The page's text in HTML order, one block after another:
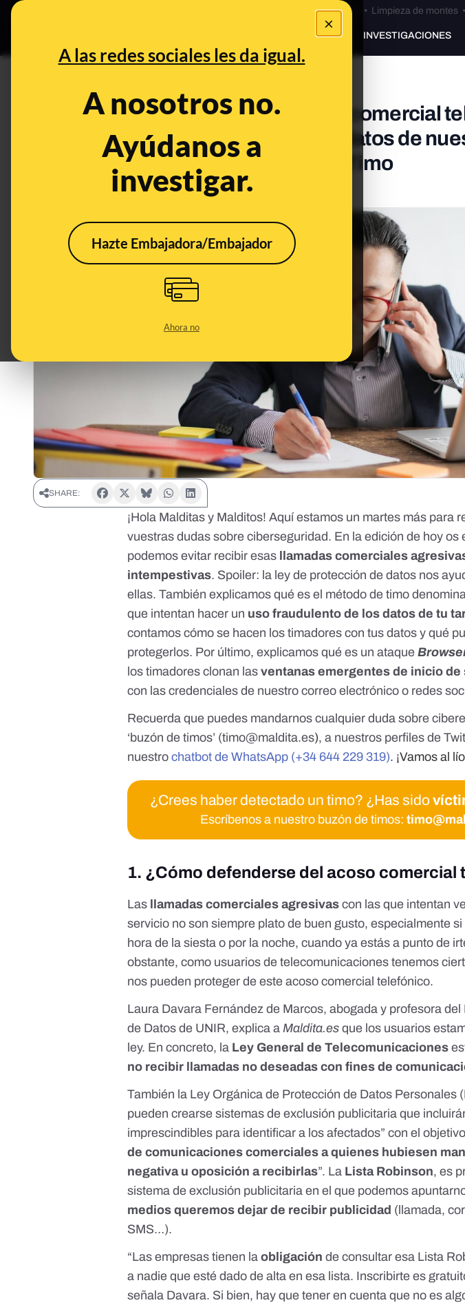
×
A las redes sociales les da igual.
A nosotros no.
Ayúdanos a
investigar.
Hazte Embajadora/Embajador
Ahora no
Bulos Ceuta • Limpieza de montes•
PREBUNKING INVESTIGACIONES
Inicios de sesión clonados, acoso comercial
intentan estafarnos utilizando los datos de
llega el 12º consultorio de Maldito Timo
SHARE:
¡Hola Malditas y Malditos! Aquí estamos un martes más para
vuestras dudas sobre ciberseguridad. En la edición de hoy os
podemos evitar recibir esas
llamadas comerciales
intempestivas. Spoiler: la ley de protección de datos nos
ellas. También explicamos qué es el método de timo
que intentan hacer un uso fraudulento de los datos de tu
contamos cómo se hacen los timadores con tus datos y qué
protegerlos. Por último, explicamos qué es un ataque
los timadores clonan lasventanas emergentes de inicio de
con las credenciales de nuestro correo electrónico o redes
Recuerda que puedes mandarnos cualquier duda sobre
‘buzón de timos’ (timo@maldita.es), a nuestros perfiles de
nuestrochatbot de WhatsApp (+34 644 229 319). ¡Vamos al
¿Crees haber detectado un timo? ¿Has sido
Escríbenos a nuestro buzón de timos:
1. ¿Cómo defenderse del acoso comercial
Las llamadas comerciales agresivas con las que intentan
servicio no son siempre plato de buen gusto, especialmente
hora de la siesta o por la noche, cuando ya estás a punto de
obstante, como usuarios de telecomunicaciones tenemos
nos pueden proteger de este acoso comercial telefónico.
Laura Davara Fernández de Marcos, abogada y profesora
de Datos de UNIR, explica aMaldita.es que los usuarios
ley. En concreto, la Ley General de Telecomunicaciones
no recibir llamadas no deseadas con fines de
También la Ley Orgánica de Protección de Datos Personales
pueden crearse sistemas de exclusión publicitaria que
imprescindibles para identificar a los afectados” con el
de comunicaciones comerciales a quienes hubiesen
negativa u oposición a recibirlas”. La Lista Robinson,es
sistema de exclusión publicitaria en el que podemos
medios queremos dejar de recibir publicidad (llamada,
SMS…).
“Las empresas tienen laobligaciónde consultar esa Lista
a nadie que esté dado de alta en esa lista. Inscribirte es
señala Davara. Si bien, hay que tener en cuenta que no es